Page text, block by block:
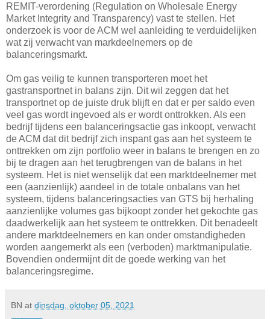
REMIT-verordening (Regulation on Wholesale Energy
Market Integrity and Transparency) vast te stellen. Het
onderzoek is voor de ACM wel aanleiding te verduidelijken
wat zij verwacht van markdeelnemers op de
balanceringsmarkt.
Om gas veilig te kunnen transporteren moet het
gastransportnet in balans zijn. Dit wil zeggen dat het
transportnet op de juiste druk blijft en dat er per saldo even
veel gas wordt ingevoed als er wordt onttrokken. Als een
bedrijf tijdens een balanceringsactie gas inkoopt, verwacht
de ACM dat dit bedrijf zich inspant gas aan het systeem te
onttrekken om zijn portfolio weer in balans te brengen en zo
bij te dragen aan het terugbrengen van de balans in het
systeem. Het is niet wenselijk dat een marktdeelnemer met
een (aanzienlijk) aandeel in de totale onbalans van het
systeem, tijdens balanceringsacties van GTS bij herhaling
aanzienlijke volumes gas bijkoopt zonder het gekochte gas
daadwerkelijk aan het systeem te onttrekken. Dit benadeelt
andere marktdeelnemers en kan onder omstandigheden
worden aangemerkt als een (verboden) marktmanipulatie.
Bovendien ondermijnt dit de goede werking van het
balanceringsregime.
BN at dinsdag, oktober 05, 2021